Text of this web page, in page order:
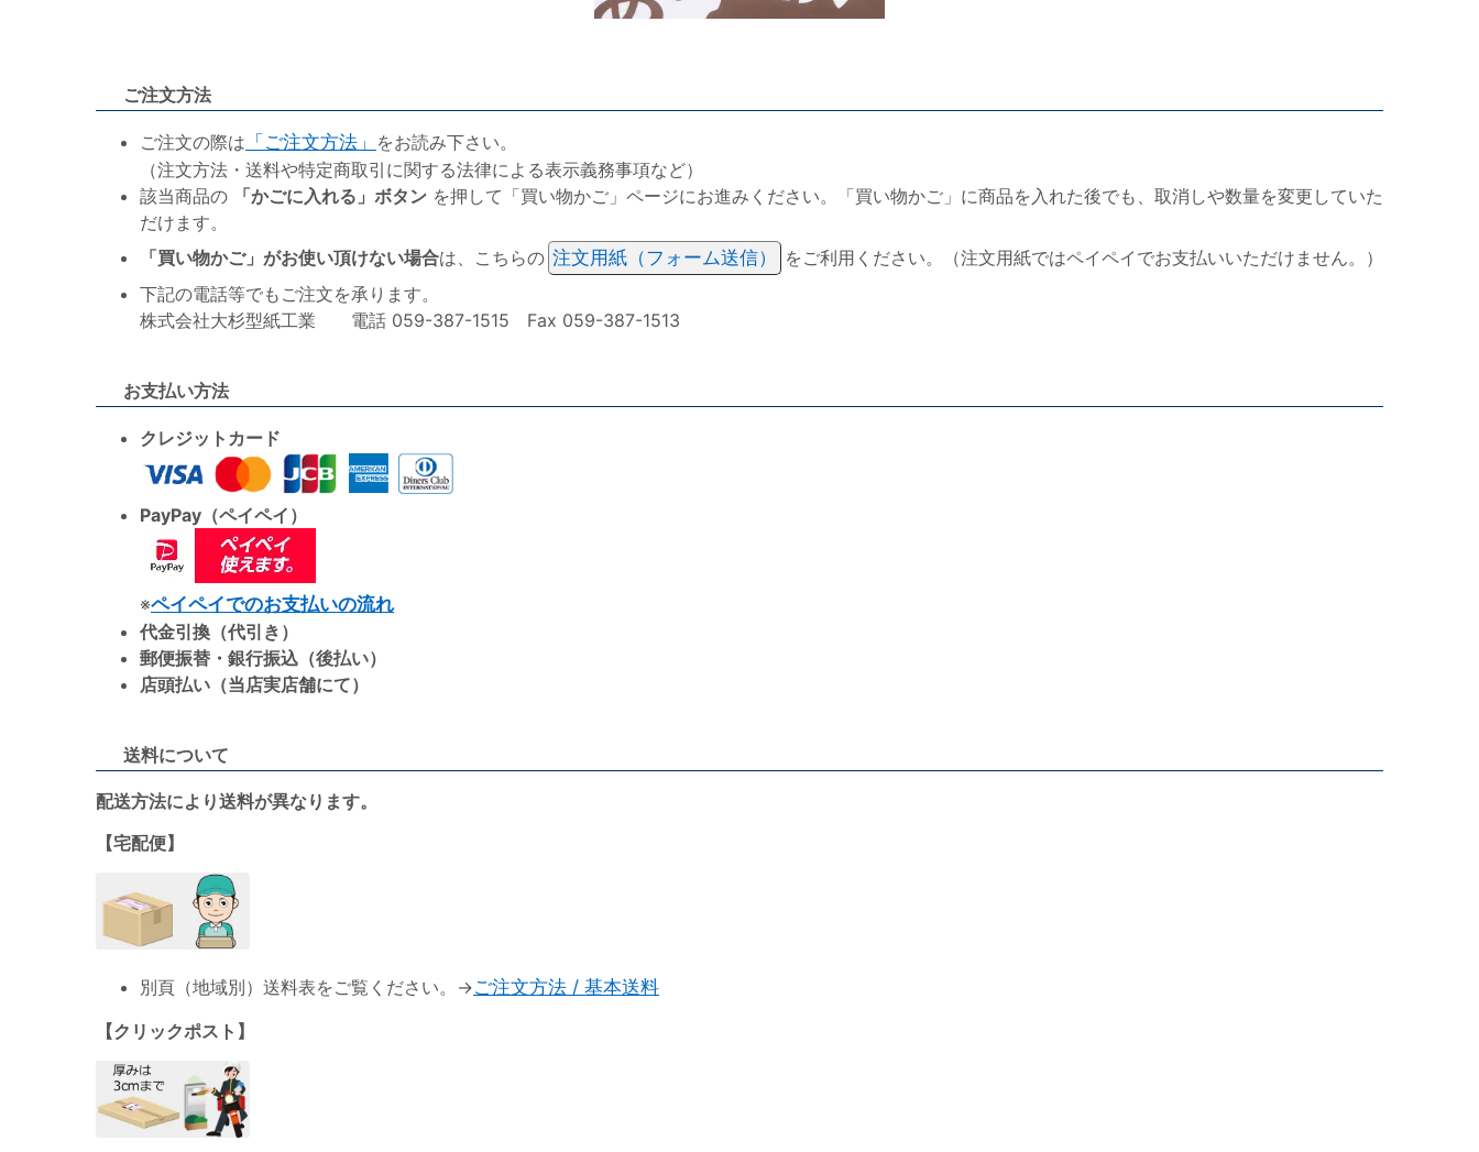
ご注文方法
ご注文の際は 「ご注文方法」 をお読み下さい。
（注文方法・送料や特定商取引に関する法律による表示義務事項など）
該当商品の
「かごに入れる」ボタン を押して「買い物かご」ページにお進みください。「買い物かご」に商品を入れた後でも、取消しや数量を変更していた
だけます。
「買い物かご」がお使い頂けない場合は、こちらの 注文用紙（フォーム送信）
をご利用ください。（注文用紙ではペイペイでお支払いいただけません。）
下記の電話等でもご注文を承ります。
株式会社大杉型紙工業 電話 059-387-1515 Fax 059-387-1513
お支払い方法
クレジットカード
PayPay（ペイペイ）
※ペイペイでのお支払いの流れ
代金引換（代引き）
郵便振替・銀行振込（後払い）
店頭払い（当店実店舗にて）
送料について
配送方法により送料が異なります。
【宅配便】
別頁（地域別）送料表をご覧ください。→ご注文方法 / 基本送料
【クリックポスト】